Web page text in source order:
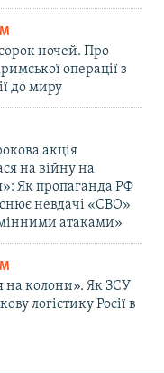
ночей. Про
операції з
до миру
акція
на війну на
Як пропаганда РФ
невдачі «СВО»
атаками»
на колони». Як ЗСУ
логістику Росії в